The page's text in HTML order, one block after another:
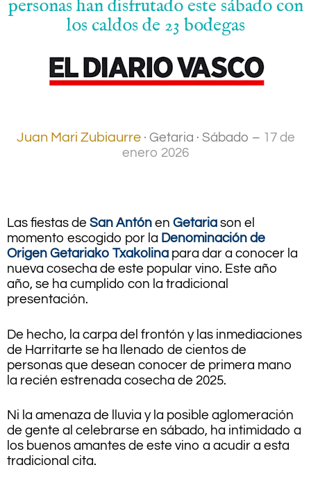
personas han disfrutado este sábado con
los caldos de 23 bodegas
Juan Mari Zubiaurre · Getaria · Sábado – 17 de
enero 2026
Las fiestas de San Antón en Getaria son el
momento escogido por la Denominación de
Origen Getariako Txakolina para dar a conocer la
nueva cosecha de este popular vino. Este año
año, se ha cumplido con la tradicional
presentación.
De hecho, la carpa del frontón y las inmediaciones
de Harritarte se ha llenado de cientos de
personas que desean conocer de primera mano
la recién estrenada cosecha de 2025.
Ni la amenaza de lluvia y la posible aglomeración
de gente al celebrarse en sábado, ha intimidado a
los buenos amantes de este vino a acudir a esta
tradicional cita.